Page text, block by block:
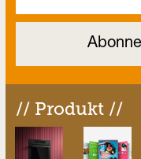
// Produkt //